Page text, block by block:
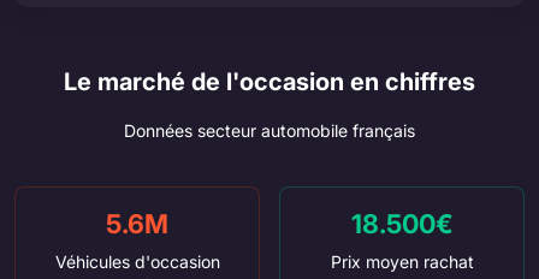
Le marché de l'occasion en chiffres
Données secteur automobile français
5.6M
Véhicules d'occasion
18.500€
Prix moyen rachat